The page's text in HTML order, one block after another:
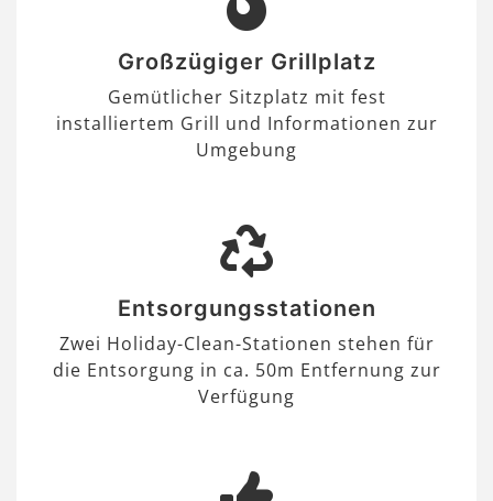
Großzügiger Grillplatz
Gemütlicher Sitzplatz mit fest
installiertem Grill und Informationen zur
Umgebung
Entsorgungsstationen
Zwei Holiday-Clean-Stationen stehen für
die Entsorgung in ca. 50m Entfernung zur
Verfügung